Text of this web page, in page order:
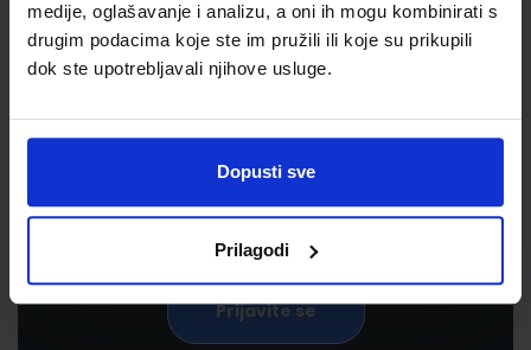
medije, oglašavanje i analizu, a oni ih mogu kombinirati s
drugim podacima koje ste im pružili ili koje su prikupili
dok ste upotrebljavali njihove usluge.
Dopusti sve
Prilagodi
Newsletter prijava
proizvodima i uslugama, akcijama i drugim